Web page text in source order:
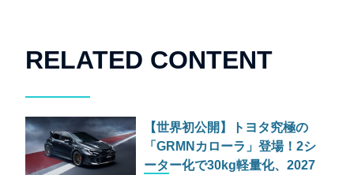
RELATED CONTENT
【世界初公開】トヨタ究極の
「GRMNカローラ」登場！2シ
ーター化で30kg軽量化、2027